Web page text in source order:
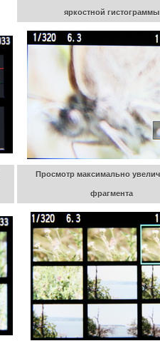
яркостной гистограммы
Просмотр максимально
фрагмента